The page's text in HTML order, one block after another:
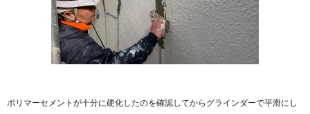
ポリマーセメントが十分に硬化したのを確認してからグラインダーで平滑にし